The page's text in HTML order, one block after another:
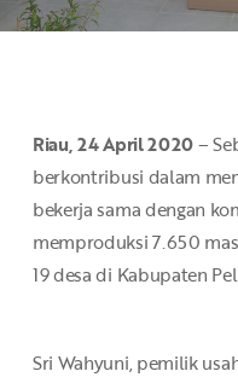
Riau, 24 April 2020–
berkontribusi dalam
bekerja sama dengan
memproduksi 7.650
19 desa di Kabupaten
Sri Wahyuni, pemilik